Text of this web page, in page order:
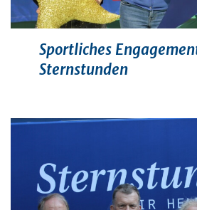
Sportliches
Sternstunden